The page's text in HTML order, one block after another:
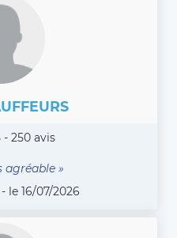
250 avis
agréable »
le 16/07/2026